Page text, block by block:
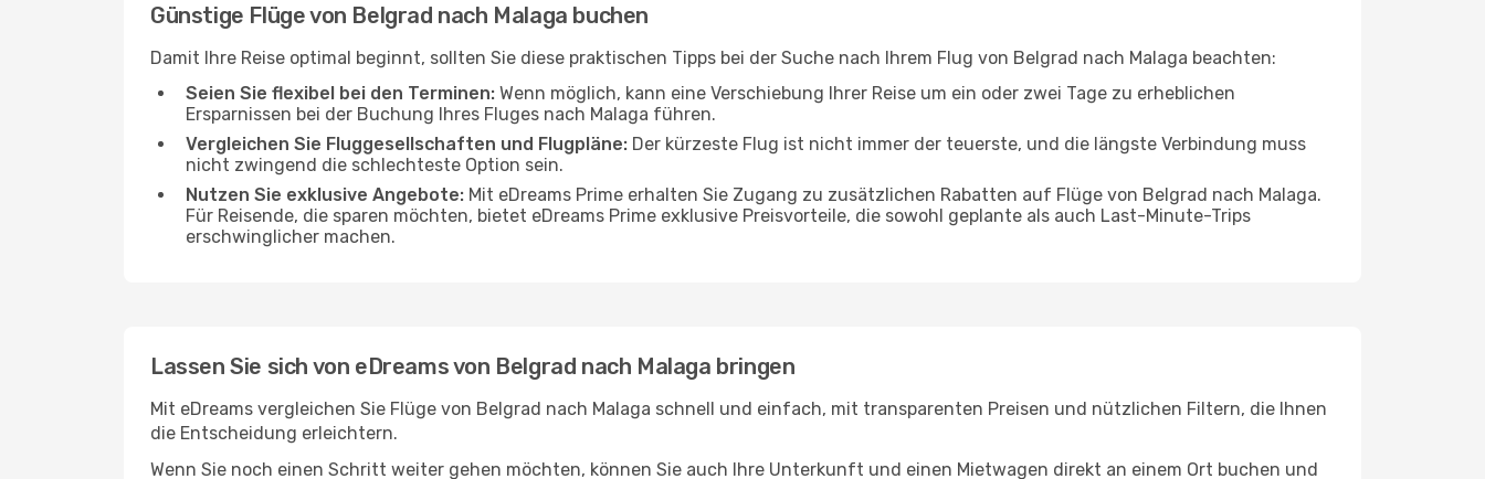
Günstige Flüge von Belgrad nach Malaga buchen
Damit Ihre Reise optimal beginnt, sollten Sie diese praktischen Tipps bei der Suche nach Ihrem Flug von Belgrad nach Malaga beachten:
Seien Sie flexibel bei den Terminen: Wenn möglich, kann eine Verschiebung Ihrer Reise um ein oder zwei Tage zu erheblichen
Ersparnissen bei der Buchung Ihres Fluges nach Malaga führen.
Vergleichen Sie Fluggesellschaften und Flugpläne: Der kürzeste Flug ist nicht immer der teuerste, und die längste Verbindung muss
nicht zwingend die schlechteste Option sein.
Nutzen Sie exklusive Angebote: Mit eDreams Prime erhalten Sie Zugang zu zusätzlichen Rabatten auf Flüge von Belgrad nach Malaga.
Für Reisende, die sparen möchten, bietet eDreams Prime exklusive Preisvorteile, die sowohl geplante als auch Last-Minute-Trips
erschwinglicher machen.
Lassen Sie sich von eDreams von Belgrad nach Malaga bringen
Mit eDreams vergleichen Sie Flüge von Belgrad nach Malaga schnell und einfach, mit transparenten Preisen und nützlichen Filtern, die Ihnen
die Entscheidung erleichtern.
Wenn Sie noch einen Schritt weiter gehen möchten, können Sie auch Ihre Unterkunft und einen Mietwagen direkt an einem Ort buchen und